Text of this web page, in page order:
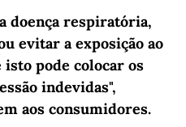
doença respiratória,
evitar a exposição ao
pode colocar os
indevidas",
aos consumidores.